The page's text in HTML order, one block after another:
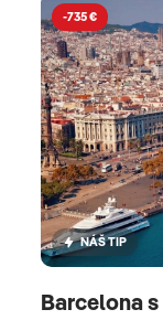
-735 €
NÁŠ TIP
Barcelona